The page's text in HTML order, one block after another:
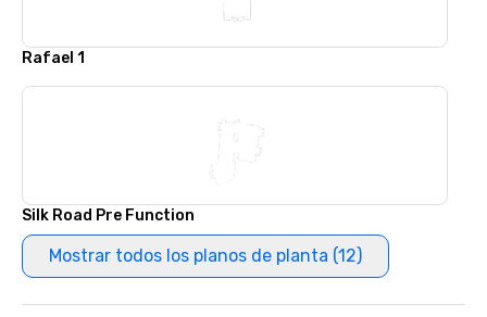
Rafael 1
Silk Road Pre Function
Mostrar todos los planos de planta (12)